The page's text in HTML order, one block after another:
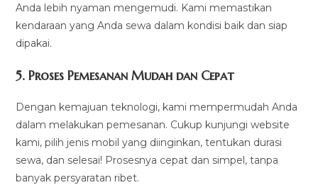
Anda lebih nyaman mengemudi. Kami memastikan
kendaraan yang Anda sewa dalam kondisi baik dan siap
dipakai.
5.Proses Pemesanan Mudah dan Cepat
Dengan kemajuan teknologi, kami mempermudah Anda
dalam melakukan pemesanan. Cukup kunjungi website
kami, pilih jenis mobil yang diinginkan, tentukan durasi
sewa, dan selesai! Prosesnya cepat dan simpel, tanpa
banyak persyaratan ribet.